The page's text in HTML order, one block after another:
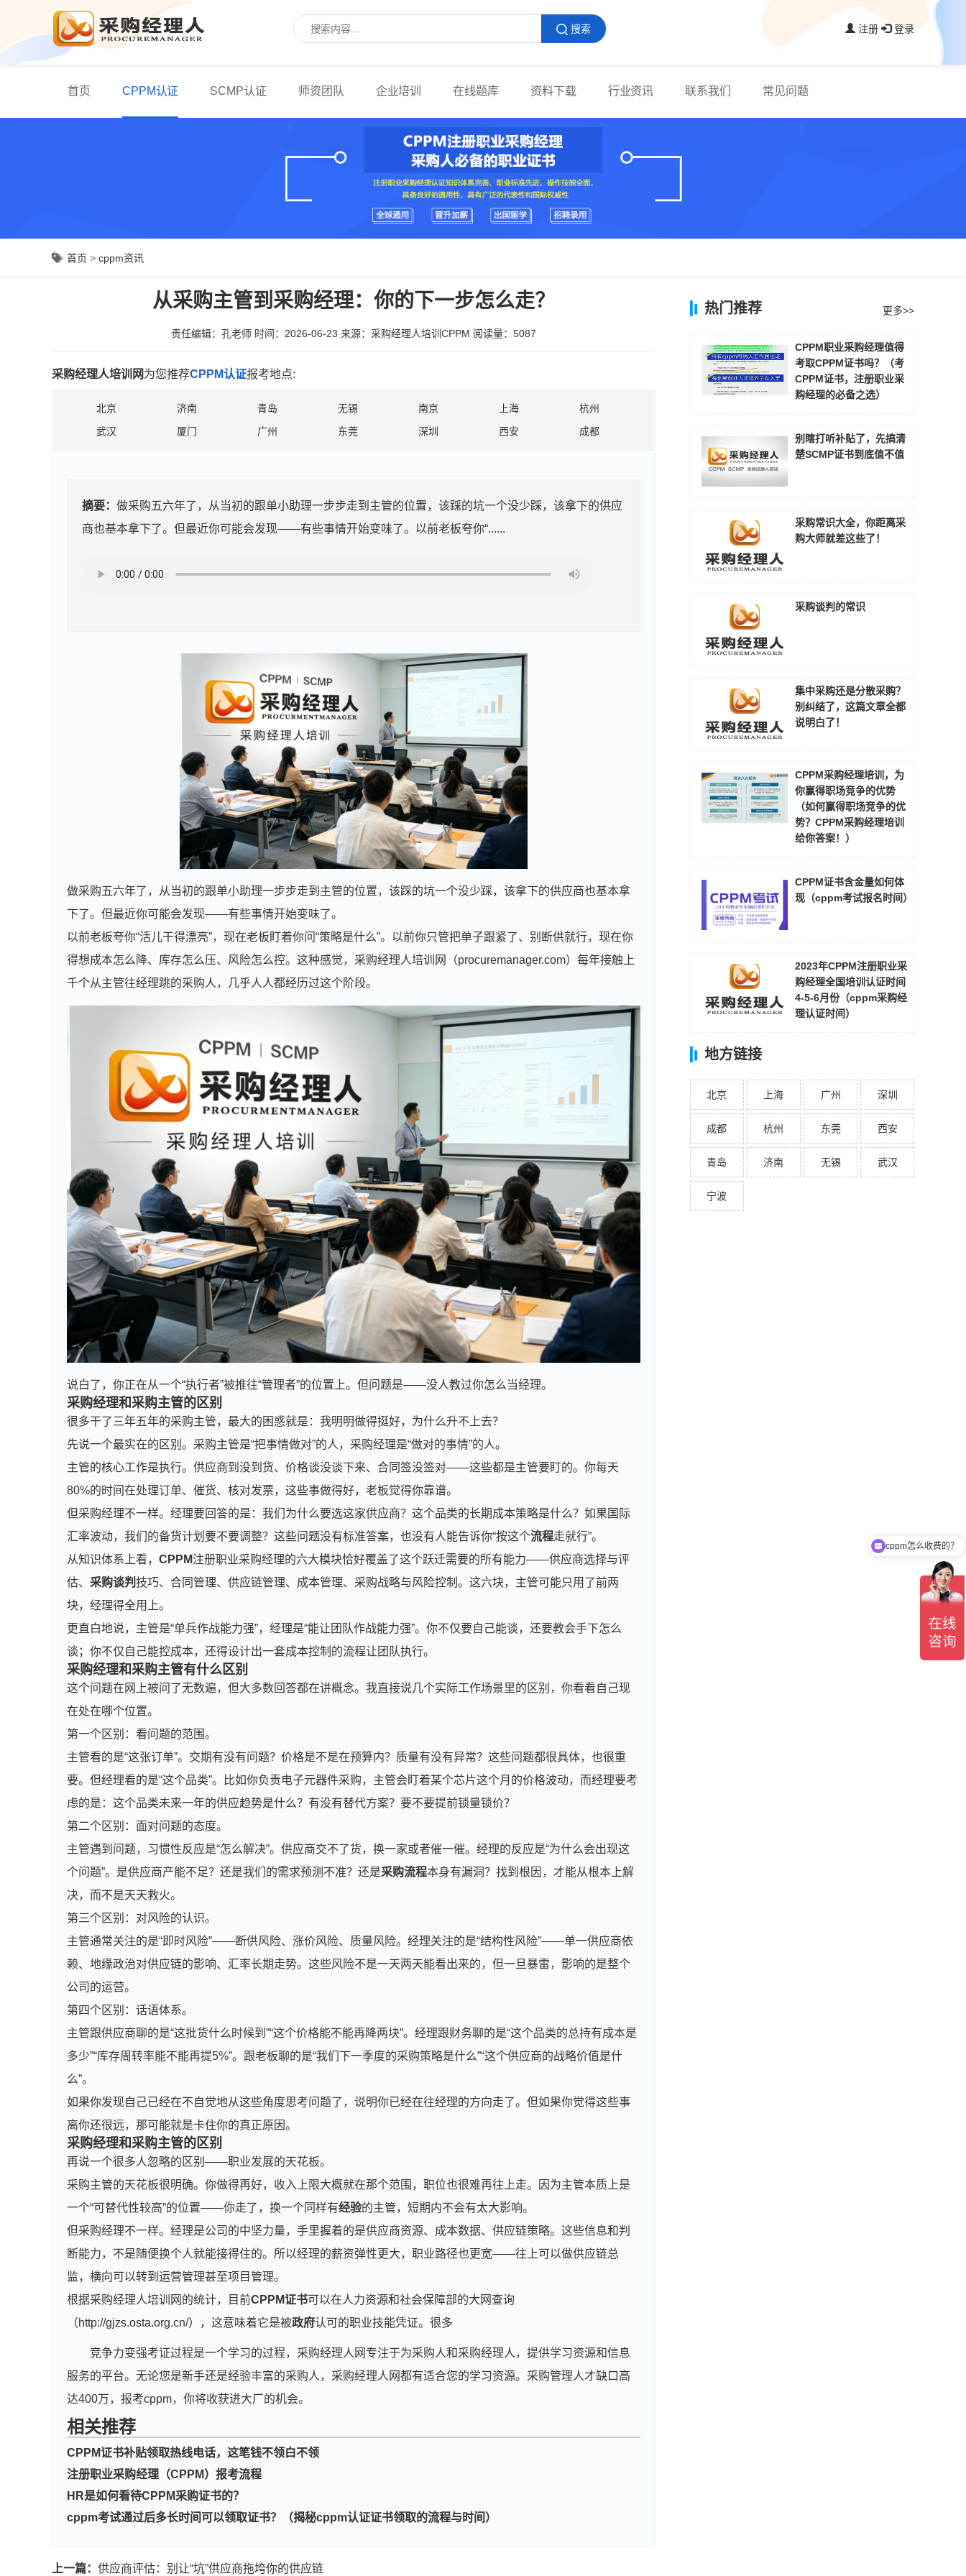
搜索 注册 登录
首页 CPPM认证 SCMP认证 师资团队 企业培训 在线题库 资料下载 行业资讯 联系我们 常见问题
首页 > cppm资讯
从采购主管到采购经理：你的下一步怎么走？
责任编辑：孔老师 时间：2026-06-23 来源： 采购经理人培训CPPM 阅读量：5087
采购经理人培训网为您推荐CPPM认证报考地点:
北京 济南 青岛 无锡 南京 上海
杭州
武汉
厦门 广州 东莞 深圳 西安 成都
摘要： 做采购五六年了，从当初的跟单小助理一步步走到主管的位置，该踩的坑一个没少踩，该拿下的供应
商也基本拿下了。但最近你可能会发现——有些事情开始变味了。以前老板夸你“......
做采购五六年了，从当初的跟单小助理一步步走到主管的位置，该踩的坑一个没少踩，该拿下的供应商也基本拿
下了。但最近你可能会发现——有些事情开始变味了。
以前老板夸你“活儿干得漂亮”，现在老板盯着你问“策略是什么”。以前你只管把单子跟紧了、别断供就行，现在你
得想成本怎么降、库存怎么压、风险怎么控。这种感觉，采购经理人培训网（procuremanager.com）每年接触上
千个从主管往经理跳的采购人，几乎人人都经历过这个阶段。
说白了，你正在从一个“执行者”被推往“管理者”的位置上。但问题是——没人教过你怎么当经理。
采购经理和采购主管的区别
很多干了三年五年的采购主管，最大的困惑就是：我明明做得挺好，为什么升不上去？
先说一个最实在的区别。采购主管是“把事情做对”的人，采购经理是“做对的事情”的人。
主管的核心工作是执行。供应商到没到货、价格谈没谈下来、合同签没签对——这些都是主管要盯的。你每天
80%的时间在处理订单、催货、核对发票，这些事做得好，老板觉得你靠谱。
但采购经理不一样。经理要回答的是：我们为什么要选这家供应商？这个品类的长期成本策略是什么？如果国际
汇率波动，我们的备货计划要不要调整？这些问题没有标准答案，也没有人能告诉你“按这个流程走就行”。
从知识体系上看， CPPM注册职业采购经理的六大模块恰好覆盖了这个跃迁需要的所有能力——供应商选择与评
估、 采购谈判 技巧、合同管理、供应链管理、成本管理、采购战略与风险控制。这六块，主管可能只用了前两
块，经理得全用上。
更直白地说，主管是“单兵作战能力强”，经理是“能让团队作战能力强”。你不仅要自己能谈，还要教会手下怎么
谈；你不仅自己能控成本，还得设计出一套成本控制的流程让团队执行。
采购经理和采购主管有什么区别
这个问题在网上被问了无数遍，但大多数回答都在讲概念。我直接说几个实际工作场景里的区别，你看看自己现
在处在哪个位置。
第一个区别：看问题的范围。
主管看的是“这张订单”。交期有没有问题？价格是不是在预算内？质量有没有异常？这些问题都很具体，也很重
要。但经理看的是“这个品类”。比如你负责电子元器件采购，主管会盯着某个芯片这个月的价格波动，而经理要考
虑的是：这个品类未来一年的供应趋势是什么？有没有替代方案？要不要提前锁量锁价？
第二个区别：面对问题的态度。
主管遇到问题，习惯性反应是“怎么解决”。供应商交不了货，换一家或者催一催。经理的反应是“为什么会出现这
个问题”。是供应商产能不足？还是我们的需求预测不准？还是采购流程本身有漏洞？找到根因，才能从根本上解
决，而不是天天救火。
第三个区别：对风险的认识。
主管通常关注的是“即时风险”——断供风险、涨价风险、质量风险。经理关注的是“结构性风险”——单一供应商依
赖、地缘政治对供应链的影响、汇率长期走势。这些风险不是一天两天能看出来的，但一旦暴雷，影响的是整个
公司的运营。
第四个区别：话语体系。
主管跟供应商聊的是“这批货什么时候到”“这个价格能不能再降两块”。经理跟财务聊的是“这个品类的总持有成本是
多少”“库存周转率能不能再提5%”。跟老板聊的是“我们下一季度的采购策略是什么”“这个供应商的战略价值是什
么”。
如果你发现自己已经在不自觉地从这些角度思考问题了，说明你已经在往经理的方向走了。但如果你觉得这些事
离你还很远，那可能就是卡住你的真正原因。
采购经理和采购主管的区别
再说一个很多人忽略的区别——职业发展的天花板。
采购主管的天花板很明确。你做得再好，收入上限大概就在那个范围，职位也很难再往上走。因为主管本质上是
一个“可替代性较高”的位置——你走了，换一个同样有经验的主管，短期内不会有太大影响。
但采购经理不一样。经理是公司的中坚力量，手里握着的是供应商资源、成本数据、供应链策略。这些信息和判
断能力，不是随便换个人就能接得住的。所以经理的薪资弹性更大，职业路径也更宽——往上可以做供应链总
监，横向可以转到运营管理甚至项目管理。
根据采购经理人培训网的统计，目前CPPM证书可以在人力资源和社会保障部的大网查询
（http://gjzs.osta.org.cn/），这意味着它是被政府认可的职业技能凭证。很多
竞争力变强考证过程是一个学习的过程，采购经理人网专注于为采购人和采购经理人，提供学习资源和信息
服务的平台。无论您是新手还是经验丰富的采购人，采购经理人网都有适合您的学习资源。采购管理人才缺口高
达400万，报考cppm，你将收获进大厂的机会。
相关推荐
CPPM证书补贴领取热线电话，这笔钱不领白不领
注册职业采购经理（CPPM）报考流程
HR是如何看待CPPM采购证书的？
cppm考试通过后多长时间可以领取证书？（揭秘cppm认证证书领取的流程与时间）
上一篇： 供应商评估：别让“坑”供应商拖垮你的供应链
热门推荐 更多>>
CPPM职业采购经理值得
考取CPPM证书吗？（考
CPPM证书，注册职业采
购经理的必备之选）
别瞎打听补贴了，先搞清
楚SCMP证书到底值不值
采购常识大全，你距离采
购大师就差这些了！
采购谈判的常识
集中采购还是分散采购？
别纠结了，这篇文章全都
说明白了！
CPPM采购经理培训，为
你赢得职场竞争的优势
（如何赢得职场竞争的优
势？CPPM采购经理培训
给你答案！）
CPPM证书含金量如何体
现（cppm考试报名时间）
2023年CPPM注册职业采
购经理全国培训认证时间
4-5-6月份（cppm采购经
理认证时间）
地方链接
北京 上海 广州 深圳
成都 杭州 东莞 西安
青岛 济南 无锡 武汉
宁波
cppm怎么收费的？
现在有优惠活动吗